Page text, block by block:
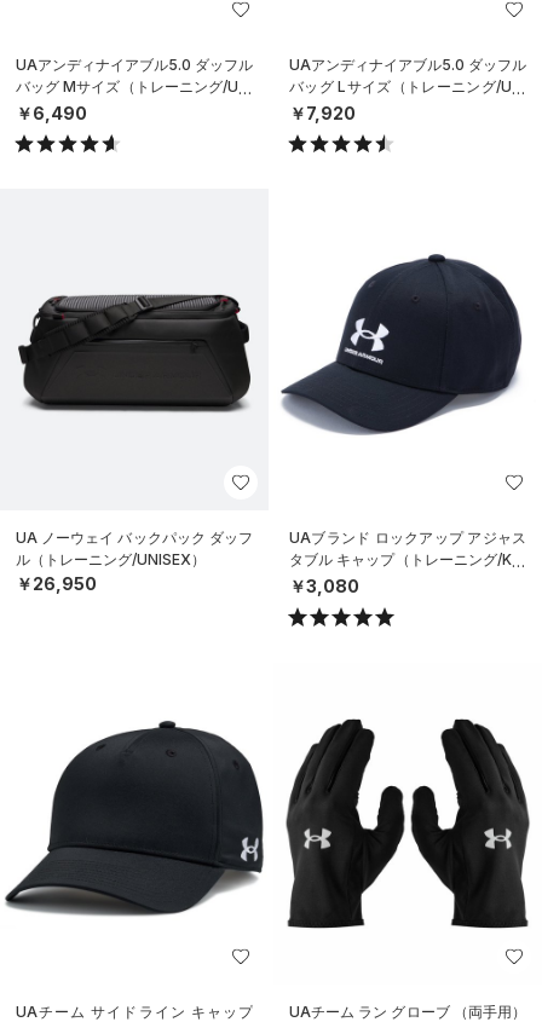
UAアンディナイアブル5.0 ダッフル
バッグ Mサイズ（トレーニング/UNI
SEX）
￥6,490
UAアンディナイアブル5.0 ダッフル
バッグ Lサイズ（トレーニング/UNI
SEX）
￥7,920
UA ノーウェイ バックパック ダッフ
ル（トレーニング/UNISEX）
￥26,950
UAブランド ロックアップ アジャス
タブル キャップ（トレーニング/KID
S）
￥3,080
UAチーム サイドライン キャップ
UAチーム ラン グローブ （両手用）